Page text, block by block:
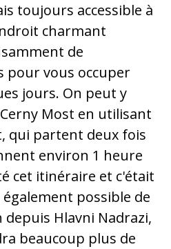
toujours accessible à
charmant
de
pour vous occuper
jours. On peut y
Most en utilisant
qui partent deux fois
environ 1 heure
cet itinéraire et c'était
possible de
Hlavni Nadrazi,
beaucoup plus de